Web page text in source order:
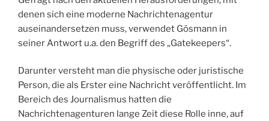
denen sich eine moderne Nachrichtenagentur
auseinandersetzen muss, verwendet Gösmann in
seiner Antwort u.a. den Begriff des „Gatekeepers“.
Darunter versteht man die physische oder juristische
Person, die als Erster eine Nachricht veröffentlicht. Im
Bereich des Journalismus hatten die
Nachrichtenagenturen lange Zeit diese Rolle inne, auf